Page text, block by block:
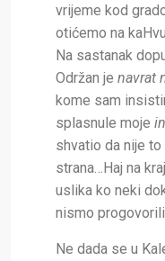
vrijeme kod
otićemo na
Na sastanak
Održan je navrat
kome sam
splasnule moje
shvatio da nije
strana…Haj na
uslika ko neki
nismo progovorili…
Ne dada se u